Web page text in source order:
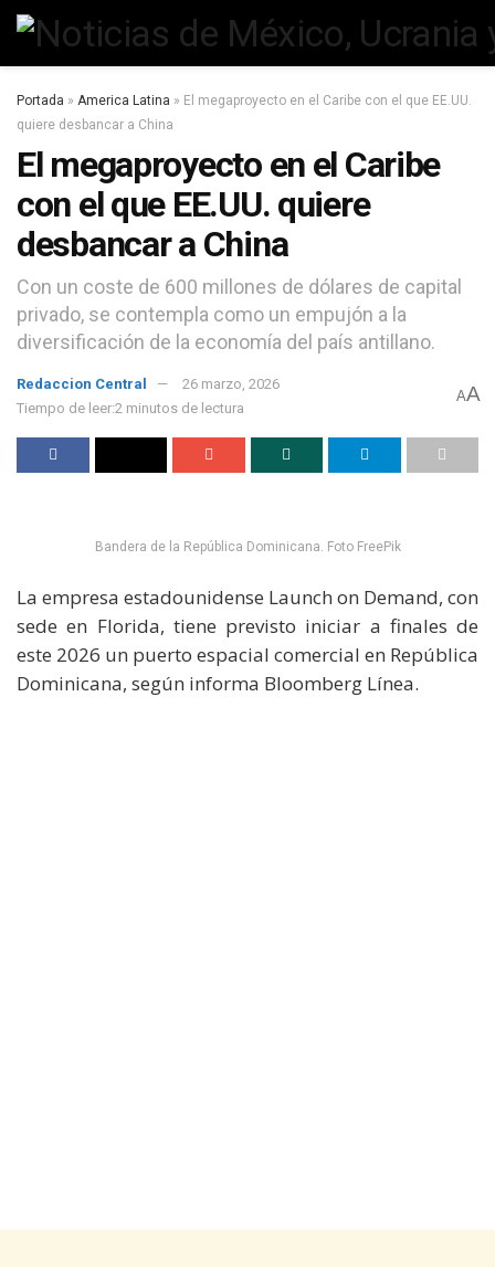
Portada » America Latina » El megaproyecto en el Caribe con el que EE.UU.
quiere desbancar a China
El megaproyecto en el Caribe
con el que EE.UU. quiere
desbancar a China
Con un coste de 600 millones de dólares de capital
privado, se contempla como un empujón a la
diversificación de la economía del país antillano.
Redaccion Central
26 marzo, 2026
Tiempo de leer:2 minutos de lectura
AA
Bandera de la República Dominicana. Foto FreePik
La empresa estadounidense Launch on Demand, con
sede en Florida, tiene previsto iniciar a finales de
este 2026 un puerto espacial comercial en República
Dominicana, según informa Bloomberg Línea.